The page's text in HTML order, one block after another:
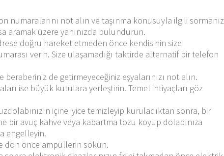
numaralarını not alın ve taşınma konusuyla ilgili sormanız
aramak üzere yanınızda bulundurun.
doğru hareket etmeden önce kendisinin size
verin. Size ulaşamadığı taktirde alternatif bir telefon
de getirmeyeceğiniz eşyalarınızı not alın.
ise büyük kutulara yerleştirin. Temel ihtiyaçları göz
içine iyice temizleyip kuruladıktan sonra, bir
bir avuç kahve veya kabartma tozu koyup dolabınıza
engelleyin.
dön önce ampüllerin sökün.